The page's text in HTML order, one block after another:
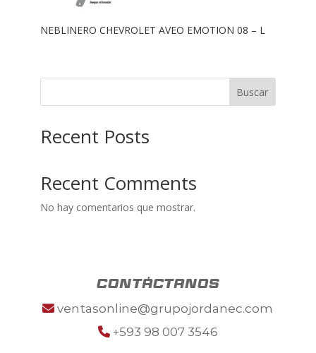
NEBLINERO CHEVROLET AVEO EMOTION 08 – L
Buscar
Recent Posts
Recent Comments
No hay comentarios que mostrar.
contáctanos
ventasonline@grupojordanec.com
+593 98 007 3546